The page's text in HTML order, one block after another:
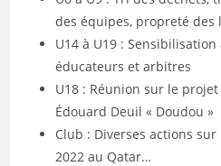
des équipes, propreté des
U14 à U19 :
éducateurs et arbitres
U18 : Réunion sur le
Édouard Deuil « Doudou »
Club : Diverses actions
2022 au Qatar…